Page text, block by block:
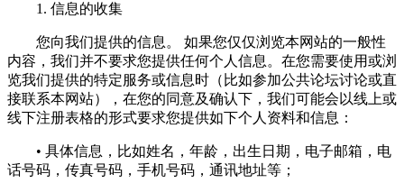
1. 信息的收集
您向我们提供的信息。 如果您仅仅浏览本网站的一般性
内容，我们并不要求您提供任何个人信息。在您需要使用或浏
览我们提供的特定服务或信息时（比如参加公共论坛讨论或直
接联系本网站），在您的同意及确认下，我们可能会以线上或
线下注册表格的形式要求您提供如下个人资料和信息：
• 具体信息，比如姓名，年龄，出生日期，电子邮箱，电
话号码，传真号码，手机号码，通讯地址等；